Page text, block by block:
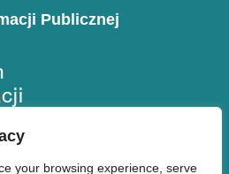
your browsing experience, serve
Publicznej